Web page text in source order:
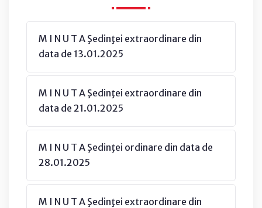
M I N U T A Şedinţei extraordinare din
data de 13.01.2025
M I N U T A Şedinţei extraordinare din
data de 21.01.2025
M I N U T A Şedinţei ordinare din data de
28.01.2025
M I N U T A Şedinţei extraordinare din